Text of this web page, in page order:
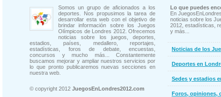
Somos un grupo de aficionados a los
deportes. Nos propusimos la tarea de
desarrollar esta web con el objetivo de
brindar información sobre los Juegos
Olímpicos de Londres 2012. Ofrecemos
noticias sobre los juegos, deportes,
estadios, países, medallero, reportajes,
estadísticas, foros de debate, encuestas,
concursos y mucho más... Constantemente
buscamos mejorar y ampliar nuestros servicios por
lo que pronto publicaremos nuevas secciones en
nuestra web.
© copyright 2012 JuegosEnLondres2012.com
Lo que puedes
En
noticias sobre los
2012, estadísticas,
y más...
Noticias de los
Deportes en
Sedes y estadios
Foros, opiniones,